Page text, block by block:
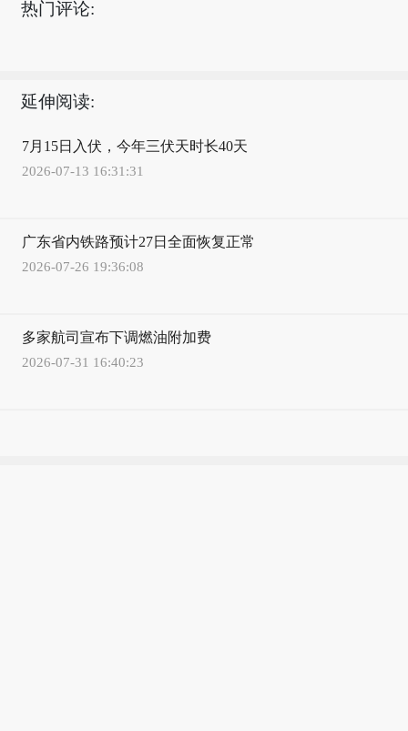
热门评论:
延伸阅读:
7月15日入伏，今年三伏天时长40天
2026-07-13 16:31:31
广东省内铁路预计27日全面恢复正常
2026-07-26 19:36:08
多家航司宣布下调燃油附加费
2026-07-31 16:40:23